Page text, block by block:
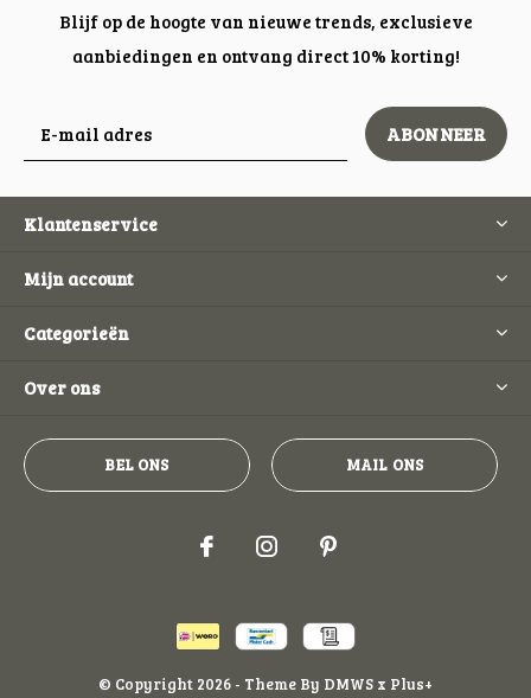
Blijf op de hoogte van nieuwe trends, exclusieve
aanbiedingen en ontvang direct 10% korting!
ABONNEER
Klantenservice
Mijn account
Categorieën
Over ons
BEL ONS MAIL ONS
© Copyright 2026 - Theme By DMWS x Plus+